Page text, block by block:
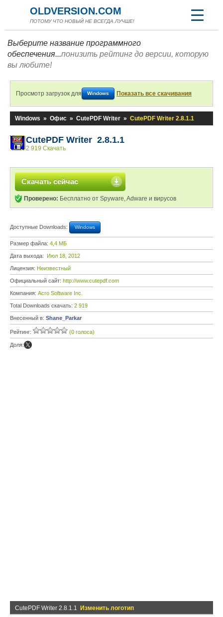
OLDVERSION.COM
ПОТОМУ ЧТО НОВЫЙ НЕ ВСЕГДА ЛУЧШЕ!
Выберите название программного
обеспечения...понизить рейтинг до версии, которую
вы любите!
Просмотр загрузок для Windows Показать все скачивания
Windows » Офис » CutePDF Writer » CutePDF Writer 2.8.1.1
CutePDF Writer 2.8.1.1
2 919 Скачать
Скачать сейчас
Проверено: Бесплатно от Spyware, Adware и вирусов
Доступные Downloads: Windows
Размер файла: 4,4 МБ
Дата выхода: Июл 18, 2012
Лицензия: Неизвестный
Официальный сайт: http://www.cutepdf.com
Компания: Acro Software Inc.
Total Downloads скачать: 2 919
Внесенный в: Shane_Parkar
Рейтинг: (0 голоса)
Доля:
CutePDF Writer 2.8.1.1 Изменить логотип